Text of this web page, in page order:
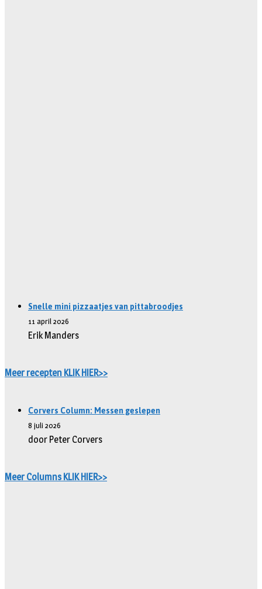
Snelle mini pizzaatjes van pittabroodjes
11 april 2026
Erik Manders
Meer recepten KLIK HIER>>
Corvers Column: Messen geslepen
8 juli 2026
door Peter Corvers
Meer Columns KLIK HIER>>